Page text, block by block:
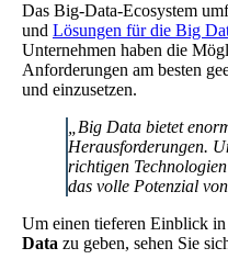
Das Big-Data-Ecosystem
und Lösungen für die Big
Unternehmen haben die
Anforderungen am besten
und einzusetzen.
„Big Data bietet
Herausforderungen.
richtigen
das volle Potenzial von
Um einen tieferen Einblick
Data zu geben, sehen Sie